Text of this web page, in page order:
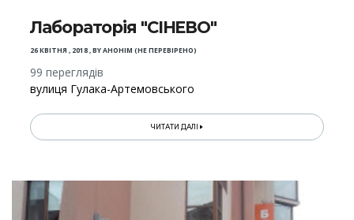
Лабораторія "СІНЕВО"
26 КВІТНЯ , 2018,BYАНОНІМ (НЕ ПЕРЕВІРЕНО)
99 переглядів
вулиця Гулака-Артемовського
ЧИТАТИ ДАЛІ